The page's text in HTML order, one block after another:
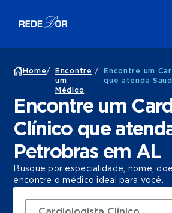
Home/
Encontre
um
Médico
/
Encontre um
que atenda
Encontre um
Clínico que
Petrobras em AL
Busque por especialidade, nome,
encontre o médico ideal para você.